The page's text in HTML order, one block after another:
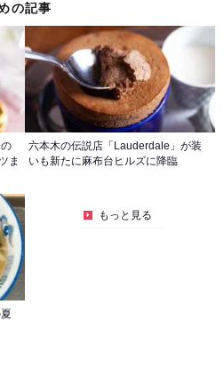
の記事
ま
六本木の伝説店「Lauderdale」が装
いも新たに麻布台ヒルズに降臨
もっと見る